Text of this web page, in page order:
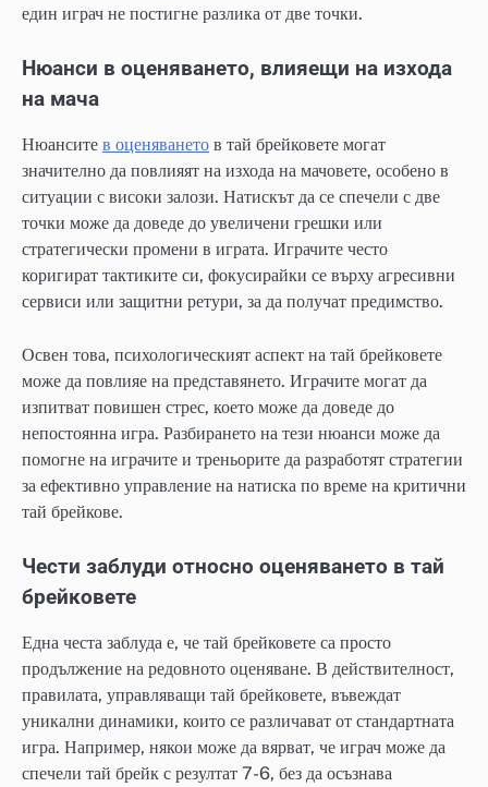
един играч не постигне разлика от две точки.
Нюанси в оценяването, влияещи на изхода
на мача
Нюансите в оценяването в тай брейковете могат
значително да повлияят на изхода на мачовете, особено в
ситуации с високи залози. Натискът да се спечели с две
точки може да доведе до увеличени грешки или
стратегически промени в играта. Играчите често
коригират тактиките си, фокусирайки се върху агресивни
сервиси или защитни ретури, за да получат предимство.
Освен това, психологическият аспект на тай брейковете
може да повлияе на представянето. Играчите могат да
изпитват повишен стрес, което може да доведе до
непостоянна игра. Разбирането на тези нюанси може да
помогне на играчите и треньорите да разработят стратегии
за ефективно управление на натиска по време на критични
тай брейкове.
Чести заблуди относно оценяването в тай
брейковете
Една честа заблуда е, че тай брейковете са просто
продължение на редовното оценяване. В действителност,
правилата, управляващи тай брейковете, въвеждат
уникални динамики, които се различават от стандартната
игра. Например, някои може да вярват, че играч може да
спечели тай брейк с резултат 7-6, без да осъзнава